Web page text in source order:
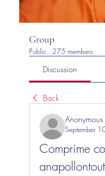
Group
Public · 275 members
Discussion
Back
Anonymous
September
Comprime